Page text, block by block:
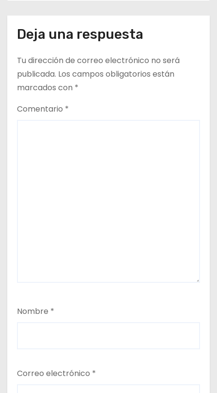
Deja una respuesta
Tu dirección de correo electrónico no será
publicada. Los campos obligatorios están
marcados con *
Comentario *
Nombre *
Correo electrónico *